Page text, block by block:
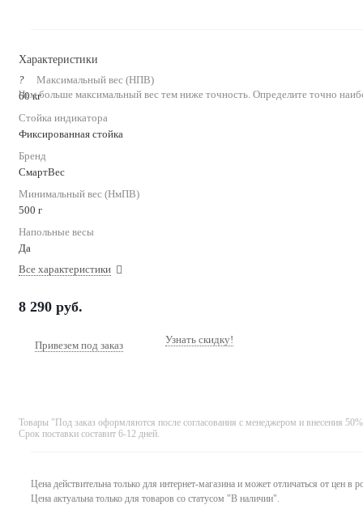
Характеристики
?
Чем больше максимальный вес тем ниже точность. Определите точно
Максимальный вес (НПВ)
60 кг
Стойка индикатора
Фиксированная стойка
Бренд
СмартВес
Минимальный вес (НмПВ)
500 г
Напольные весы
Да
Все характеристики
8 290 руб.
Привезем под заказ Узнать скидку!
Товары "Под заказ оформляются после согласования с менеджером и внесения
Срок поставки составит 6-12 дней.
Цена действительна только для интернет-магазина и может отличаться от цен в
Цена актуальна только для товаров со статусом "В наличии".